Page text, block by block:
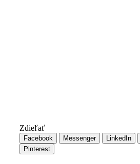
Zdieľať
Facebook Messenger LinkedIn
Pinterest